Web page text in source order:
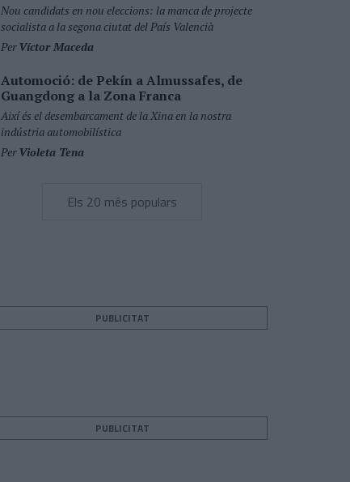
Nou candidats en nou eleccions: la manca de projecte
socialista a la segona ciutat del País Valencià
PerVíctor Maceda
Automoció: de Pekín a Almussafes, de
Guangdong a la Zona Franca
Així és el desembarcament de la Xina en la nostra
indústria automobilística
PerVioleta Tena
Els 20 més populars
PUBLICITAT
PUBLICITAT